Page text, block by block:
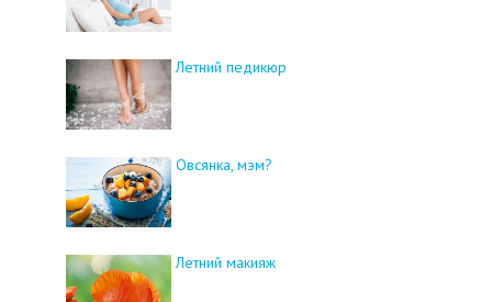
Летний педикюр
Овсянка, мэм?
Летний макияж